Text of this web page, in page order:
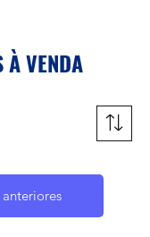
À VENDA